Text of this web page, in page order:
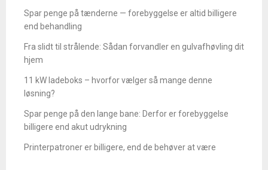
Spar penge på tænderne — forebyggelse er altid billigere
end behandling
Fra slidt til strålende: Sådan forvandler en gulvafhøvling dit
hjem
11 kW ladeboks – hvorfor vælger så mange denne
løsning?
Spar penge på den lange bane: Derfor er forebyggelse
billigere end akut udrykning
Printerpatroner er billigere, end de behøver at være